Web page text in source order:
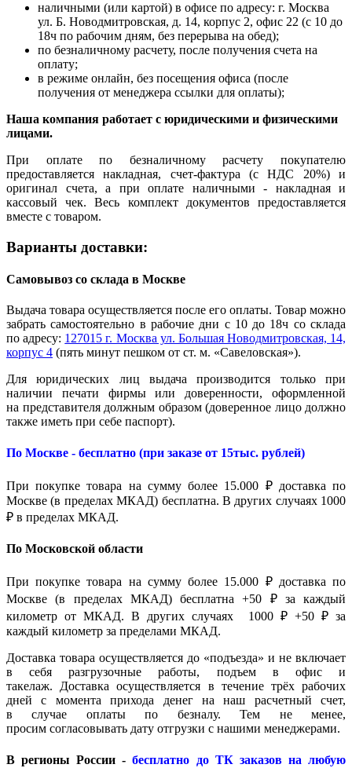
наличными (или картой) в офисе по адресу: г. Москва
ул. Б. Новодмитровская, д. 14, корпус 2, офис 22 (с 10 до
18ч по рабочим дням, без перерыва на обед);
по безналичному расчету, после получения счета на
оплату;
в режиме онлайн, без посещения офиса (после
получения от менеджера ссылки для оплаты);
Наша компания работает с юридическими и физическими
лицами.
При оплате по безналичному расчету покупателю
предоставляется накладная, счет-фактура (с НДС 20%) и
оригинал счета, а при оплате наличными - накладная и
кассовый чек. Весь комплект документов предоставляется
вместе с товаром.
Варианты доставки:
Самовывоз со склада в Москве
Выдача товара осуществляется после его оплаты. Товар можно
забрать самостоятельно в рабочие дни с 10 до 18ч со склада
по адресу: 127015 г. Москва ул. Большая Новодмитровская, 14,
корпус 4 (пять минут пешком от ст. м. «Савеловская»).
Для юридических лиц выдача производится только при
наличии печати фирмы или доверенности, оформленной
на представителя должным образом (доверенное лицо должно
также иметь при себе паспорт).
По Москве - бесплатно (при заказе от 15тыс. рублей)
При покупке товара на сумму более 15.000 ₽ доставка по
Москве (в пределах МКАД) бесплатна. В других случаях 1000
₽ в пределах МКАД.
По Московской области
При покупке товара на сумму более 15.000 ₽ доставка по
Москве (в пределах МКАД) бесплатна +50 ₽ за каждый
километр от МКАД. В других случаях 1000 ₽ +50 ₽ за
каждый километр за пределами МКАД.
Доставка товара осуществляется до «подъезда» и не включает
в себя разгрузочные работы, подъем в офис и
такелаж. Доставка осуществляется в течение трёх рабочих
дней с момента прихода денег на наш расчетный счет,
в случае оплаты по безналу. Тем не менее,
просим согласовывать дату отгрузки с нашими менеджерами.
В регионы России -бесплатно до ТК заказов на любую